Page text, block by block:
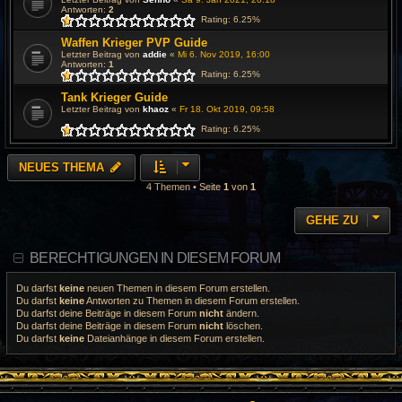
Antworten: 2
Rating: 6.25%
Waffen Krieger PVP Guide
Letzter Beitrag von addie « Mi 6. Nov 2019, 16:00
Antworten: 1
Rating: 6.25%
Tank Krieger Guide
Letzter Beitrag von khaoz « Fr 18. Okt 2019, 09:58
Rating: 6.25%
NEUES THEMA
4 Themen • Seite 1 von 1
GEHE ZU
BERECHTIGUNGEN IN DIESEM FORUM
Du darfst keine neuen Themen in diesem Forum erstellen.
Du darfst keineAntworten zu Themen in diesem Forum erstellen.
Du darfst deine Beiträge in diesem Forum nicht ändern.
Du darfst deine Beiträge in diesem Forum nicht löschen.
Du darfst keine Dateianhänge in diesem Forum erstellen.